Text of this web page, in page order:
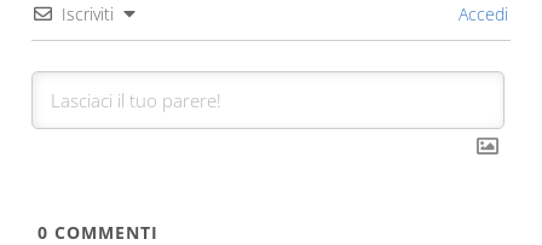
Iscriviti Accedi
0 COMMENTI